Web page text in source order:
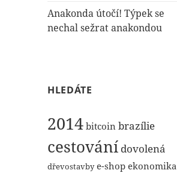
Anakonda útočí! Týpek se
nechal sežrat anakondou
HLEDÁTE
2014 bitcoin brazílie
cestování dovolená
dřevostavby e-shop ekonomika